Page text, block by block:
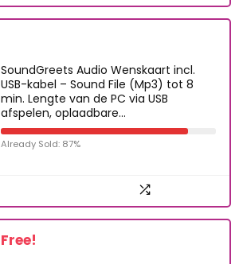
SoundGreets Audio Wenskaart incl.
USB-kabel – Sound File (Mp3) tot 8
min. Lengte van de PC via USB
afspelen, oplaadbare…
Already Sold: 87%
Free!